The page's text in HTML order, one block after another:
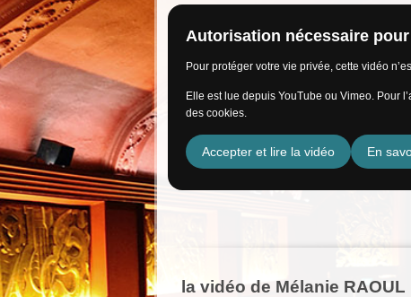
Autorisation nécessaire
Pour protéger votre vie privée, cette vidéo
Elle est lue depuis YouTube ou Vimeo. Pour
des cookies.
Accepter et lire la vidéo En
la vidéo de Mélanie RAOUL